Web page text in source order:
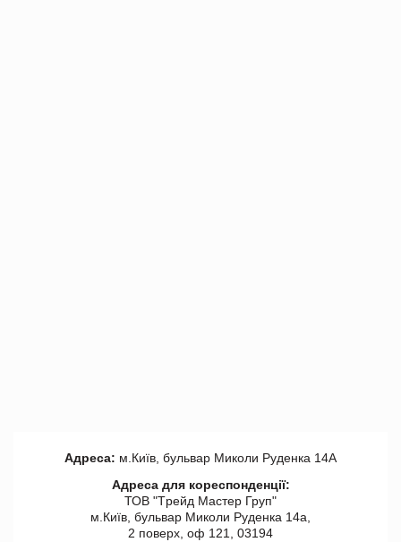
Адреса: м.Київ, бульвар Миколи Руденка 14А
Адреса для кореспонденції:
ТОВ "Tрейд Мастер Груп"
м.Київ, бульвар Миколи Руденка 14а,
2 поверх, оф 121, 03194